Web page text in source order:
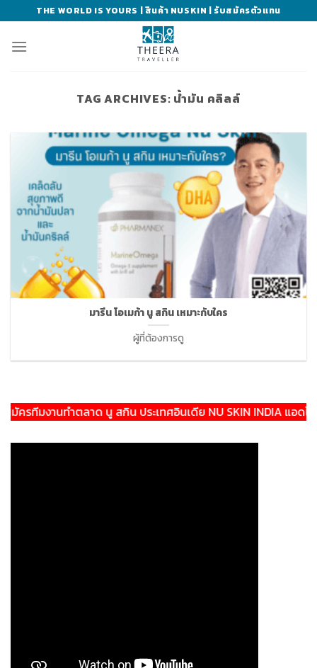
to
content
THE WORLD IS YOURS | สินค้า NUSKIN | รับสมัครตัวแทน
TAG ARCHIVES: น้ำมัน คลิลล์
มารีน โอเมก้า นู สกิน เหมาะกับใคร
ผู้ที่ต้องการดู
ทีมงานทำตลาด นู สกิน ประเทศอินเดีย NU SKIN INDIA แอดไลน์